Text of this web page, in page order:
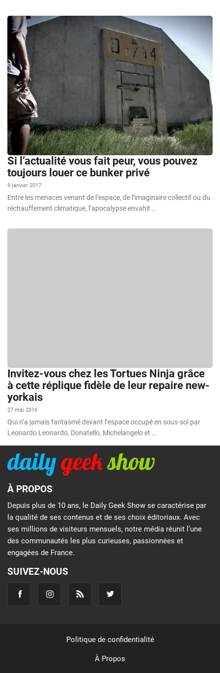
Si l’actualité vous fait peur, vous pouvez
toujours louer ce bunker privé
9 janvier 2017
Entre les menaces venant de l’espace, de l’imaginaire collectif ou du
réchauffement climatique, l’apocalypse envahit …
Invitez-vous chez les Tortues Ninja grâce
à cette réplique fidèle de leur repaire new-
yorkais
27 mai 2016
Qui n’a jamais fantasmé devant l’espace occupé en sous-sol par
Leonardo Leonardo, Donatello, Michelangelo et …
À PROPOS
Depuis plus de 10 ans, le Daily Geek Show se caractérise par
la qualité de ses contenus et de ses choix éditoriaux. Avec
ses millions de visiteurs mensuels, notre média réunit l’une
des communautés les plus curieuses, passionnées et
engagées de France.
SUIVEZ-NOUS
Politique de confidentialité
À Propos